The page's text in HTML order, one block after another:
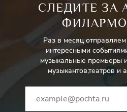
СЛЕДИТЕ ЗА
Раз в месяц
интересными
музыкальные премьеры
музыкантов,театров и